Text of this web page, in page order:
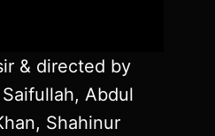
& directed by
Abdul
Shahinur